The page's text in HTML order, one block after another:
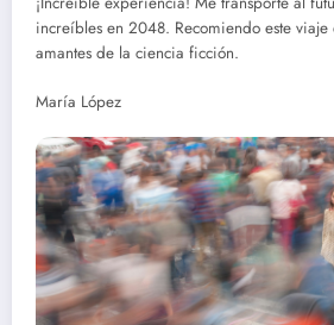
increíbles en 2048. Recomiendo este
amantes de la ciencia ficción.
María López